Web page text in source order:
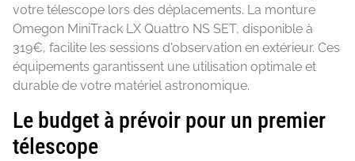
votre télescope lors des déplacements. La monture
Omegon MiniTrack LX Quattro NS SET, disponible à
319€, facilite les sessions d'observation en extérieur. Ces
équipements garantissent une utilisation optimale et
durable de votre matériel astronomique.
Le budget à prévoir pour un premier
télescope